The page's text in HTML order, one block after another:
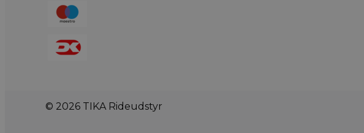
© 2026 TIKA Rideudstyr